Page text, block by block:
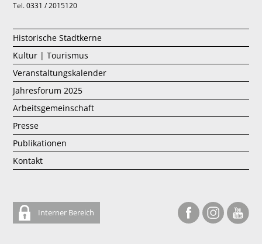
Tel. 0331 / 2015120
Historische Stadtkerne
Kultur | Tourismus
Veranstaltungskalender
Jahresforum 2025
Arbeitsgemeinschaft
Presse
Publikationen
Kontakt
Interner Bereich